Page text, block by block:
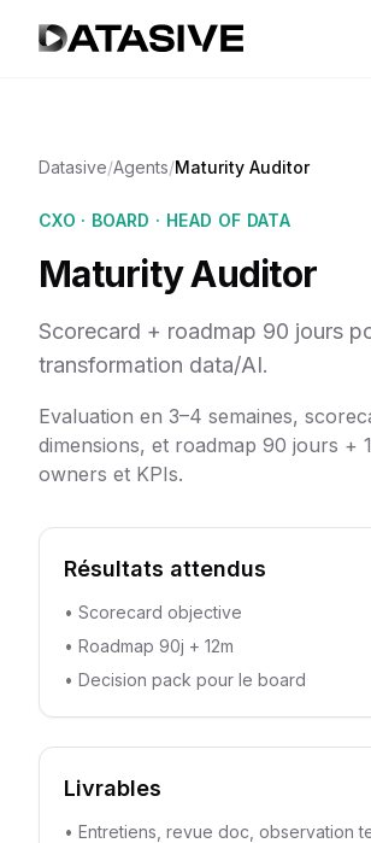
Datasive/Agents/Maturity Auditor
CXO · BOARD · HEAD OF DATA
Maturity Auditor
Scorecard + roadmap 90 jours
transformation data/AI.
Evaluation en 3–4 semaines,
dimensions, et roadmap 90 jours +
owners et KPIs.
Résultats attendus
• Scorecard objective
• Roadmap 90j + 12m
• Decision pack pour le board
Livrables
• Entretiens, revue doc, observation